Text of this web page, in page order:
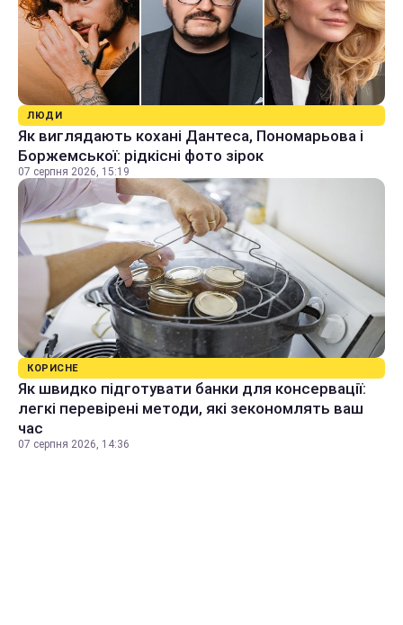
ЛЮДИ
Як виглядають кохані Дантеса, Пономарьова і
Боржемської: рідкісні фото зірок
07 серпня 2026, 15:19
КОРИСНЕ
Як швидко підготувати банки для консервації:
легкі перевірені методи, які зекономлять ваш
час
07 серпня 2026, 14:36